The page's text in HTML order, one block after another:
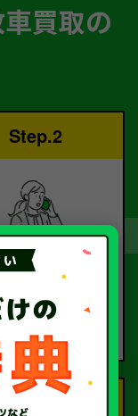
買取の
Step.2
査定
ロが
回答いたしま
Step.4